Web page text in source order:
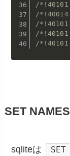
/*!40101
/*!40014
/*!40101
/*!40101
/*!40101
SET
sqliteは SET